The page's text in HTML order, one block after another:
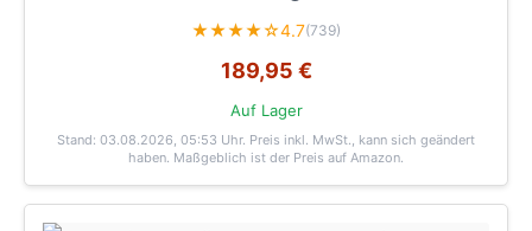
★★★★☆4.7(739)
189,95 €
Auf Lager
Stand: 03.08.2026, 05:53 Uhr. Preis inkl. MwSt., kann sich geändert
haben. Maßgeblich ist der Preis auf Amazon.